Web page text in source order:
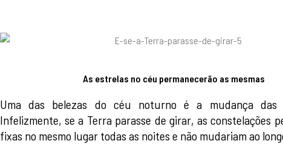
As estrelas no céu permanecerão as mesmas
Uma das belezas do céu noturno é a mudança das
Infelizmente, se a Terra parasse de girar, as constelações
fixas no mesmo lugar todas as noites e não mudariam ao